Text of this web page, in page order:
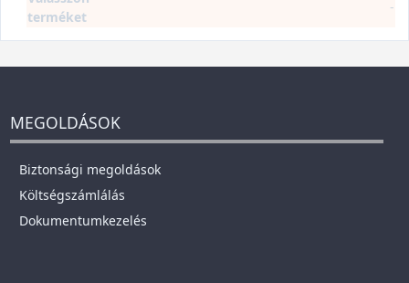
terméket
-
MEGOLDÁSOK
Biztonsági megoldások
Költségszámlálás
Dokumentumkezelés